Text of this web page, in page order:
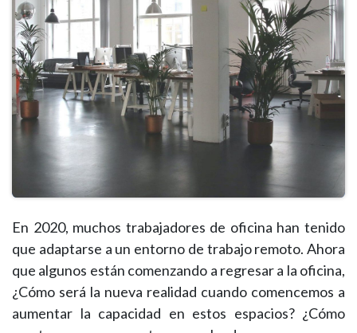
En 2020, muchos trabajadores de oficina han tenido
que adaptarse a un entorno de trabajo remoto. Ahora
que algunos están comenzando a regresar a la oficina,
¿Cómo será la nueva realidad cuando comencemos a
aumentar la capacidad en estos espacios? ¿Cómo